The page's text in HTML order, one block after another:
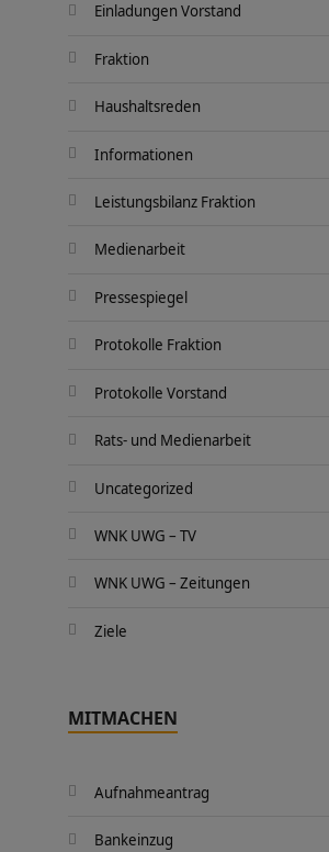
Einladungen Vorstand
Fraktion
Haushaltsreden
Informationen
Leistungsbilanz Fraktion
Medienarbeit
Pressespiegel
Protokolle Fraktion
Protokolle Vorstand
Rats- und Medienarbeit
Uncategorized
WNK UWG – TV
WNK UWG – Zeitungen
Ziele
MITMACHEN
Aufnahmeantrag
Bankeinzug